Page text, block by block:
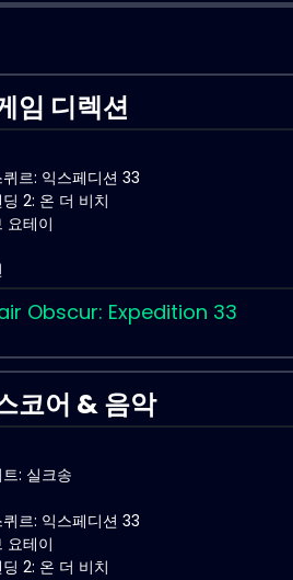
임 디렉션
르: 익스페디션 33
2: 온 더 비치
요테이
Obscur: Expedition 33
코어 & 음악
: 실크송
르: 익스페디션 33
요테이
2: 온 더 비치